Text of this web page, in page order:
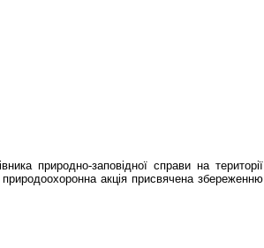
природно-заповідної справи на території
акція присвячена збереженню